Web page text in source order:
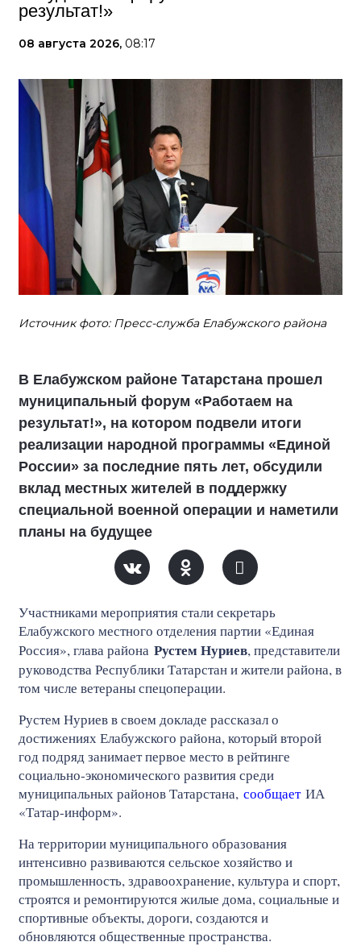
результат!»
08 августа 2026, 08:17
Источник фото: Пресс-служба Елабужского района
В Елабужском районе Татарстана прошел
муниципальный форум «Работаем на
результат!», на котором подвели итоги
реализации народной программы «Единой
России» за последние пять лет, обсудили
вклад местных жителей в поддержку
специальной военной операции и наметили
планы на будущее
Участниками мероприятия стали секретарь
Елабужского местного отделения партии «Единая
Россия», глава района Рустем Нуриев, представители
руководства Республики Татарстан и жители района, в
том числе ветераны спецоперации.
Рустем Нуриев в своем докладе рассказал о
достижениях Елабужского района, который второй
год подряд занимает первое место в рейтинге
социально‑экономического развития среди
муниципальных районов Татарстана, сообщаетИА
«Татар-информ».
На территории муниципального образования
интенсивно развиваются сельское хозяйство и
промышленность, здравоохранение, культура и спорт,
строятся и ремонтируются жилые дома, социальные и
спортивные объекты, дороги, создаются и
обновляются общественные пространства.